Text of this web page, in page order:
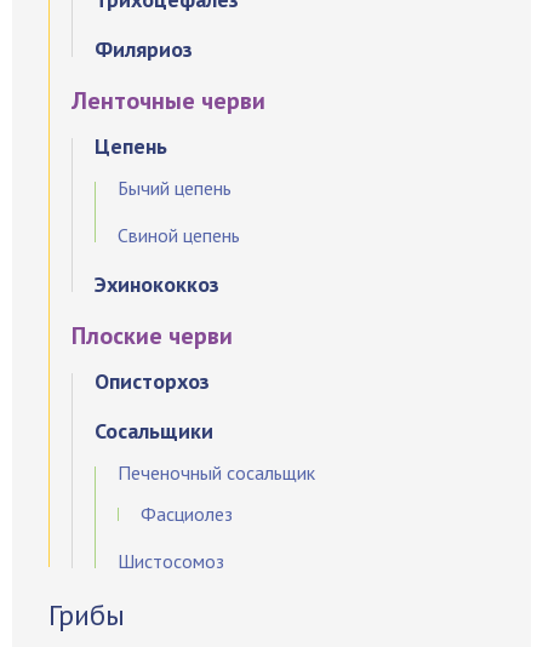
Филяриоз
Ленточные черви
Цепень
Бычий цепень
Свиной цепень
Эхинококкоз
Плоские черви
Описторхоз
Сосальщики
Печеночный сосальщик
Фасциолез
Шистосомоз
Грибы